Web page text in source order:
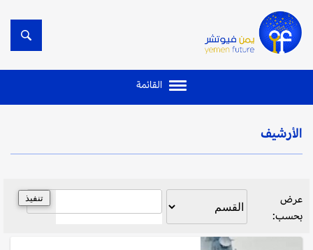
القائمة
الأرشيف
عرض
بحسب: